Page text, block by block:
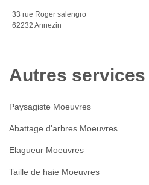
33 rue Roger salengro
62232 Annezin
Autres services
Paysagiste Moeuvres
Abattage d'arbres Moeuvres
Elagueur Moeuvres
Taille de haie Moeuvres